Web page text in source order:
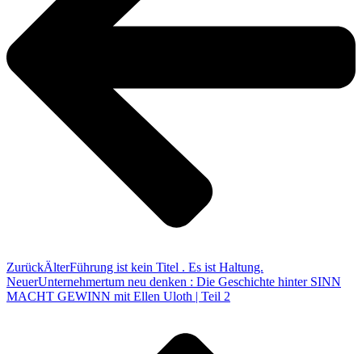
ZurückÄlterFührung ist kein Titel . Es ist Haltung.
NeuerUnternehmertum neu denken : Die Geschichte hinter SINN
MACHT GEWINN mit Ellen Uloth | Teil 2